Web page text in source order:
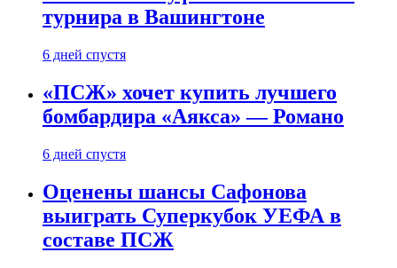
турнира в Вашингтоне
6 дней спустя
«ПСЖ» хочет купить лучшего
бомбардира «Аякса» — Романо
6 дней спустя
Оценены шансы Сафонова
выиграть Суперкубок УЕФА в
составе ПСЖ